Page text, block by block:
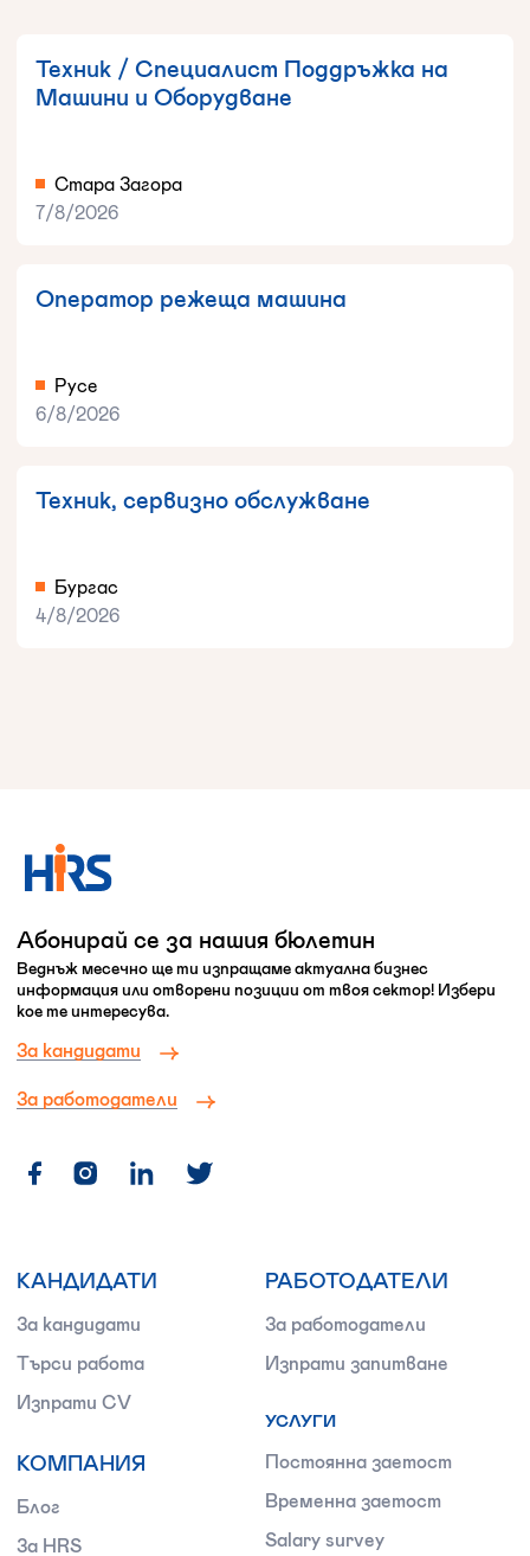
Техник / Специалист Поддръжка на
Машини и Оборудване
Стара Загора
7/8/2026
Оператор режеща машина
Русе
6/8/2026
Техник, сервизно обслужване
Бургас
4/8/2026
Абонирай се за нашия бюлетин
Веднъж месечно ще ти изпращаме актуална бизнес
информация или отворени позиции от твоя сектор! Избери
кое те интересува.
За кандидати
За работодатели
КАНДИДАТИ
За кандидати
Търси работа
Изпрати CV
КОМПАНИЯ
Блог
За HRS
РАБОТОДАТЕЛИ
За работодатели
Изпрати запитване
УСЛУГИ
Постоянна заетост
Временна заетост
Salary survey